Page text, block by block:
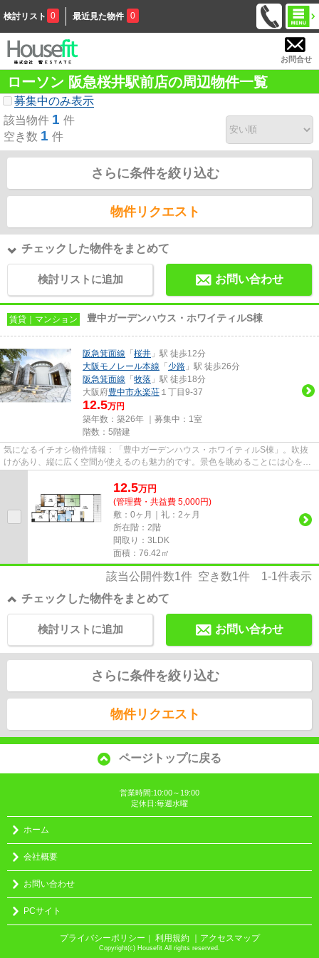
検討リスト 0 最近見た物件 0
お問合せ
ローソン 阪急桜井駅前店の周辺物件一覧
募集中のみ表示
該当物件 1 件
空き数 1 件
さらに条件を絞り込む
物件リクエスト
チェックした物件をまとめて
検討リストに追加 お問い合わせ
賃貸｜マンション 豊中ガーデンハウス・ホワイティルS棟
阪急箕面線 「 桜井 」駅 徒歩12分
大阪モノレール本線 「 少路 」駅 徒歩26分
阪急箕面線 「 牧落 」駅 徒歩18分
大阪府豊中市永楽荘 １丁目9-37
12.5万円
築年数：築26年 ｜募集中： 1室
階数：5階建
気になるイチオシ物件情報：「豊中ガーデンハウス・ホワイティルS棟」。吹抜
けがあり、縦に広く空間が使えるのも魅力的です。景色を眺めることには心を癒
12.5万円
(管理費・共益費 5,000円)
敷：0ヶ月｜礼：2ヶ月
所在階：2階
間取り：3LDK
面積：76.42㎡
該当公開件数1件 空き数1件 1-1件表示
チェックした物件をまとめて
お問い合わせ
検討リストに追加
さらに条件を絞り込む
物件リクエスト
ページトップに戻る
営業時間:10:00～19:00
定休日:毎週水曜
ホーム
会社概要
お問い合わせ
PCサイト
プライバシーポリシー ｜ 利用規約 ｜アクセスマップ
Copyright(c) Housefit All rights reserved.